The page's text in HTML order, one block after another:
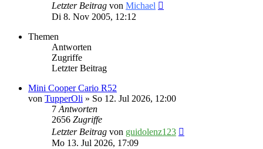
Letzter Beitrag von Michael
Di 8. Nov 2005, 12:12
Themen
Antworten
Zugriffe
Letzter Beitrag
Mini Cooper Cario R52
von TupperOli » So 12. Jul 2026, 12:00
7Antworten
2656 Zugriffe
Letzter Beitrag von guidolenz123
Mo 13. Jul 2026, 17:09